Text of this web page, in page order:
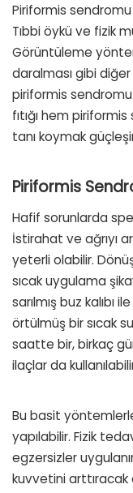
Piriformis
Tıbbi öykü ve fizik
Görüntüleme
daralması gibi diğer
piriformis sendromu
fıtığı hem
tanı koymak
Piriformis
Hafif sorunlarda
İstirahat ve ağrıyı
yeterli olabilir.
sıcak uygulama
sarılmış buz kalıbı
örtülmüş bir sıcak
saatte bir, birkaç
ilaçlar da
Bu basit
yapılabilir. Fizik
egzersizler
kuvvetini arttıracak